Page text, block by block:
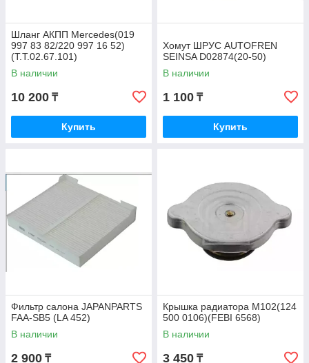
Шланг АКПП Mercedes(019
997 83 82/220 997 16 52)
(T.T.02.67.101)
В наличии
10 200 ₸
Купить
Хомут ШРУС AUTOFREN
SEINSA D02874(20-50)
В наличии
1 100 ₸
Купить
Фильтр салона JAPANPARTS
FAA-SB5 (LA 452)
В наличии
2 900 ₸
Крышка радиатора M102(124
500 0106)(FEBI 6568)
В наличии
3 450 ₸